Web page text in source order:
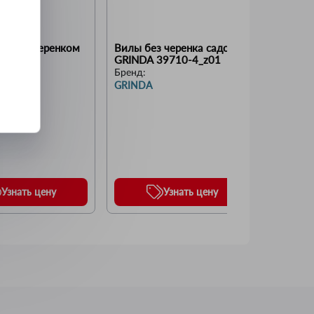
с черенком
Узнать цену
Вилы без черенка садовые
GRINDA 39710-4_z01
Бренд:
GRINDA
Узнать цену